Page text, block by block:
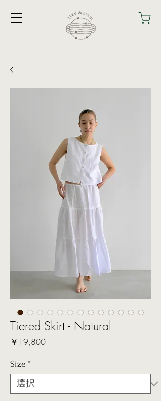
Tiered Skirt - Natural
￥19,800価
Size *